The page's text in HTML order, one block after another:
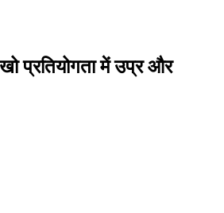
खो प्रतियोगता में उप्र और